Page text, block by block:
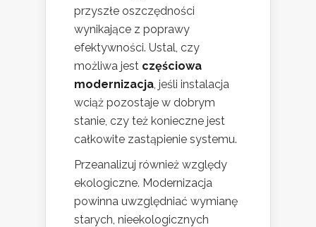
przyszłe oszczędności
wynikające z poprawy
efektywności. Ustal, czy
możliwa jest częściowa
modernizacja, jeśli instalacja
wciąż pozostaje w dobrym
stanie, czy też konieczne jest
całkowite zastąpienie systemu.
Przeanalizuj również względy
ekologiczne. Modernizacja
powinna uwzględniać wymianę
starych, nieekologicznych